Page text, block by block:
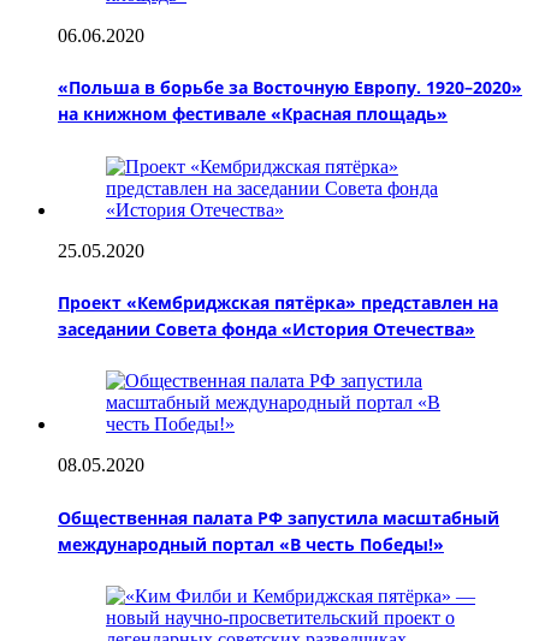
06.06.2020
«Польша в борьбе за Восточную Европу. 1920–2020»
на книжном фестивале «Красная площадь»
25.05.2020
Проект «Кембриджская пятёрка» представлен на
заседании Совета фонда «История Отечества»
08.05.2020
Общественная палата РФ запустила масштабный
международный портал «В честь Победы!»